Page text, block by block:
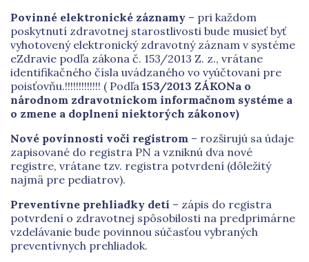
Povinné elektronické záznamy – pri každom
poskytnutí zdravotnej starostlivosti bude musieť byť
vyhotovený elektronický zdravotný záznam v systéme
eZdravie podľa zákona č. 153/2013 Z. z., vrátane
identifikačného čísla uvádzaného vo vyúčtovaní pre
poisťovňu.!!!!!!!!!!!!! ( Podľa 153/2013 ZÁKONa o
národnom zdravotníckom informačnom systéme a
o zmene a doplnení niektorých zákonov)
Nové povinnosti voči registrom – rozširujú sa údaje
zapisované do registra PN a vzniknú dva nové
registre, vrátane tzv. registra potvrdení (dôležitý
najmä pre pediatrov).
Preventívne prehliadky detí – zápis do registra
potvrdení o zdravotnej spôsobilosti na predprimárne
vzdelávanie bude povinnou súčasťou vybraných
preventívnych prehliadok.